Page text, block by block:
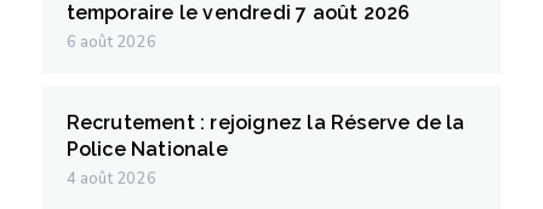
temporaire le vendredi 7 août 2026
6 août 2026
Recrutement : rejoignez la Réserve de la
Police Nationale
4 août 2026